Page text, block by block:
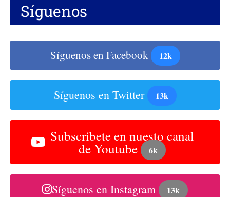
Síguenos
Síguenos en Facebook 12k
Síguenos en Twitter 13k
Subscribete en nuesto canal
de Youtube 6k
Síguenos en Instagram 13k